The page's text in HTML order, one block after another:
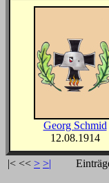
Georg Schmid
12.08.1914
|< << > >|